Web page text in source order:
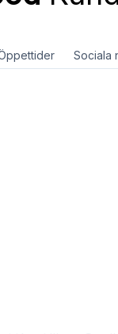
Sociala